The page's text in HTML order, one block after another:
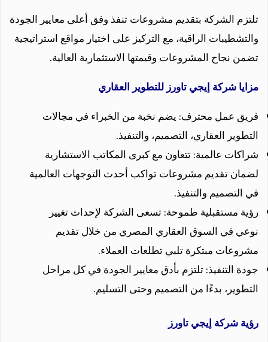
تلتزم الشركة بتقديم مشروعات تنفذ وفق أعلى معايير الجودة
والتشطيبات الراقية، مع التركيز على اختيار مواقع استراتيجية
تضمن نجاح المشروعات وقيمتها الاستثمارية العالية.
مزايا شركة إيجي تاورز للتطوير العقاري
فريق عمل محترف: يضم نخبة من الخبراء في مجالات
التطوير العقاري، التصميم، والتنفيذ.
شراكات عالمية: تتعاون مع كبرى المكاتب الاستشارية
لضمان تقديم مشروعات تواكب أحدث التوجهات العالمية
في التصميم والتنفيذ.
رؤية مستقبلية طموحة: تسعى الشركة لإحداث تغيير
نوعي في السوق العقاري المصري من خلال تقديم
مشروعات مبتكرة تلبي تطلعات العملاء.
جودة التنفيذ: تلتزم بأدق معايير الجودة في كل مراحل
التطوير، بدءًا من التصميم وحتى التسليم.
رؤية شركة إيجي تاورز